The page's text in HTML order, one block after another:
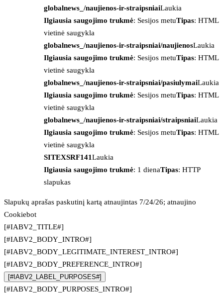
globalnews_/naujienos-ir-straipsniaiLaukia
Ilgiausia saugojimo trukmė: Sesijos metuTipas: HTML
vietinė saugykla
globalnews_/naujienos-ir-straipsniai/naujienosLaukia
Ilgiausia saugojimo trukmė: Sesijos metuTipas: HTML
vietinė saugykla
globalnews_/naujienos-ir-straipsniai/pasiulymaiLaukia
Ilgiausia saugojimo trukmė: Sesijos metuTipas: HTML
vietinė saugykla
globalnews_/naujienos-ir-straipsniai/straipsniaiLaukia
Ilgiausia saugojimo trukmė: Sesijos metuTipas: HTML
vietinė saugykla
SITEXSRF141Laukia
Ilgiausia saugojimo trukmė: 1 dienaTipas: HTTP
slapukas
Slapukų aprašas paskutinį kartą atnaujintas 7/24/26; atnaujino
Cookiebot
[#IABV2_TITLE#]
[#IABV2_BODY_INTRO#]
[#IABV2_BODY_LEGITIMATE_INTEREST_INTRO#]
[#IABV2_BODY_PREFERENCE_INTRO#]
[#IABV2_LABEL_PURPOSES#]
[#IABV2_BODY_PURPOSES_INTRO#]